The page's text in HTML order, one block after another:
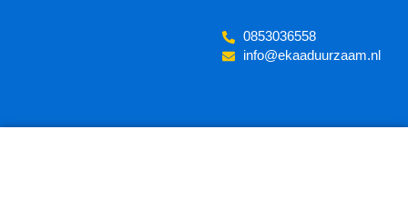
‪0853036558
info@ekaaduurzaam.nl